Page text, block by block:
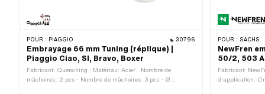
POUR : PIAGGIO 30796
Embrayage 66 mm Tuning (réplique) |
Piaggio Ciao, SI, Bravo, Boxer
Fabricant: Quenching · Matériau: Acier · Nombre de
mâchoires: 2 pcs · Nombre de mâchoires: 3 pcs · Ø
POUR : SACHS
NewFren
50/2, 503
Fabricant:
d'application: